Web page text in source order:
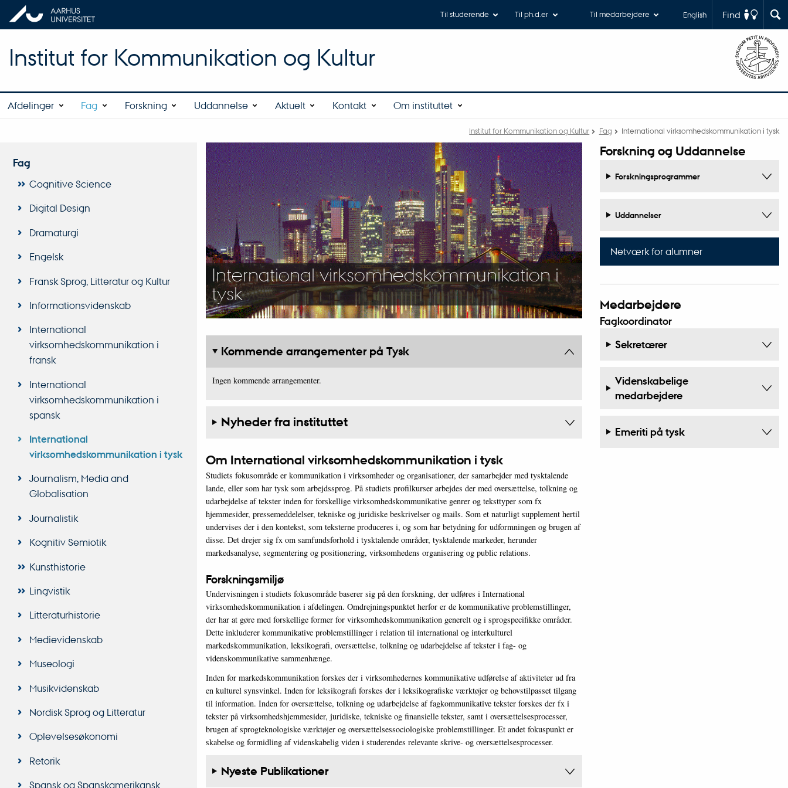
Find
English
Til studerende Til ph.d.er Til medarbejdere
Institut for Kommunikation og Kultur
Afdelinger Fag Forskning Uddannelse Aktuelt Kontakt Om instituttet
Institut for Kommunikation og Kultur Fag International virksomhedskommunikation i tysk
Fag
Cognitive Science
Digital Design
Dramaturgi
Engelsk
Fransk Sprog, Litteratur og Kultur
Informationsvidenskab
International
virksomhedskommunikation i
fransk
International
virksomhedskommunikation i
spansk
International
virksomhedskommunikation i tysk
Journalism, Media and
Globalisation
Journalistik
Kognitiv Semiotik
Kunsthistorie
Lingvistik
Litteraturhistorie
Medievidenskab
Museologi
Musikvidenskab
Nordisk Sprog og Litteratur
Oplevelsesøkonomi
Retorik
Spansk og Spanskamerikansk
International virksomheds­kommunikation i
tysk
Kommende arrangementer på Tysk
Ingen kommende arrangementer.
Nyheder fra instituttet
Om International virksomhedskommunikation i tysk
Studiets fokusområde er kommunikation i virksomheder og organisationer, der samarbejder med tysktalende
lande, eller som har tysk som arbejdssprog. På studiets profilkurser arbejdes der med oversættelse, tolkning og
udarbejdelse af tekster inden for forskellige virksomhedskommunikative genrer og teksttyper som fx
hjemmesider, pressemeddelelser, tekniske og juridiske beskrivelser og mails. Som et naturligt supplement hertil
undervises der i den kontekst, som teksterne produceres i, og som har betydning for udformningen og brugen af
disse. Det drejer sig fx om samfundsforhold i tysktalende områder, tysktalende markeder, herunder
markedsanalyse, segmentering og positionering, virksomhedens organisering og public relations.
Forskningsmiljø
Undervisningen i studiets fokusområde baserer sig på den forskning, der udføres i International
virksomhedskommunikation i afdelingen. Omdrejningspunktet herfor er de kommunikative problemstillinger,
der har at gøre med forskellige former for virksomhedskommunikation generelt og i sprogspecifikke områder.
Dette inkluderer kommunikative problemstillinger i relation til international og interkulturel
markedskommunikation, leksikografi, oversættelse, tolkning og udarbejdelse af tekster i fag- og
videnskommunikative sammenhænge.
Inden for markedskommunikation forskes der i virksomhedernes kommunikative udførelse af aktiviteter ud fra
en kulturel synsvinkel. Inden for leksikografi forskes der i leksikografiske værktøjer og behovstilpasset tilgang
til information. Inden for oversættelse, tolkning og udarbejdelse af fagkommunikative tekster forskes der fx i
tekster på virksomhedshjemmesider, juridiske, tekniske og finansielle tekster, samt i oversættelsesprocesser,
brugen af sprogteknologiske værktøjer og oversættelsessociologiske problemstillinger. Et andet fokuspunkt er
skabelse og formidling af videnskabelig viden i studerendes relevante skrive- og oversættelsesprocesser.
Nyeste Publikationer
Forskning og Uddannelse
Forskningsprogrammer
Uddannelser
Netværk for alumner
Medarbejdere
Fagkoordinator
Sekretærer
Videnskabelige
medarbejdere
Emeriti på tysk